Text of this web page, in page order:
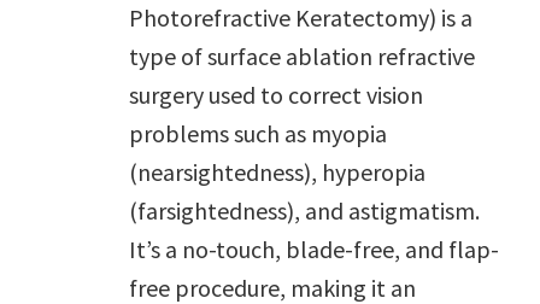
Photorefractive Keratectomy) is a
type of surface ablation refractive
surgery used to correct vision
problems such as myopia
(nearsightedness), hyperopia
(farsightedness), and astigmatism.
It’s a no-touch, blade-free, and flap-
free procedure, making it an